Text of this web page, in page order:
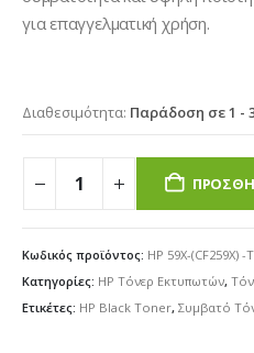
για επαγγελματική χρήση.
Διαθεσιμότητα: Παράδοση σε 1 -
Κωδικός προϊόντος: HP 59X-(CF259X) -
Κατηγορίες: HP Τόνερ Εκτυπωτών,
Ετικέτες: HP Black Toner, Συμβατό